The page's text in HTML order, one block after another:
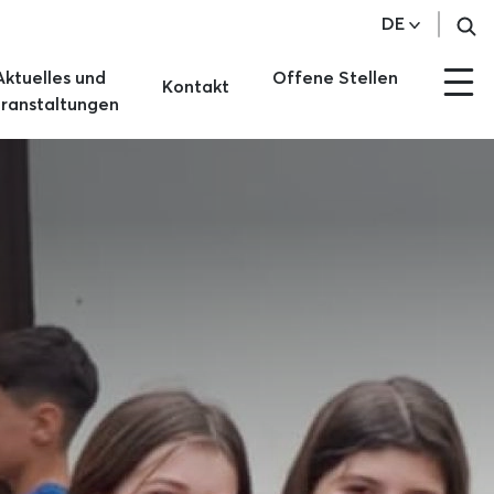
DE
und
Kontakt Offene Stellen